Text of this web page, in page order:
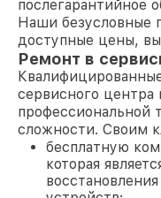
послегарантийное
Наши безусловные
доступные цены,
Ремонт в
сервисного
профессиональной
сложности. Своим
бесплатную
которая